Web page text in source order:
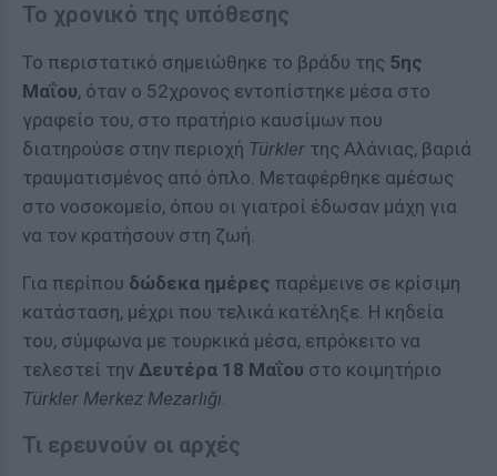
Το χρονικό της υπόθεσης
Το περιστατικό σημειώθηκε το βράδυ της 5ης
Μαΐου, όταν ο 52χρονος εντοπίστηκε μέσα στο
γραφείο του, στο πρατήριο καυσίμων που
διατηρούσε στην περιοχή Türkler της Αλάνιας, βαριά
τραυματισμένος από όπλο. Μεταφέρθηκε αμέσως
στο νοσοκομείο, όπου οι γιατροί έδωσαν μάχη για
να τον κρατήσουν στη ζωή.
Για περίπου δώδεκα ημέρες παρέμεινε σε κρίσιμη
κατάσταση, μέχρι που τελικά κατέληξε. Η κηδεία
του, σύμφωνα με τουρκικά μέσα, επρόκειτο να
τελεστεί την Δευτέρα 18 Μαΐου στο κοιμητήριο
Türkler Merkez Mezarlığı.
Τι ερευνούν οι αρχές